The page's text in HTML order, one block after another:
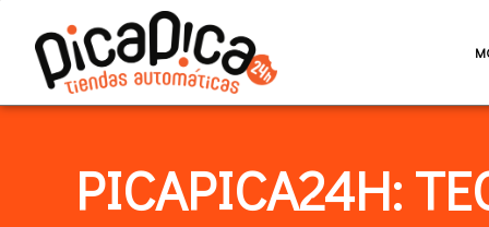
PICAPICA24H: